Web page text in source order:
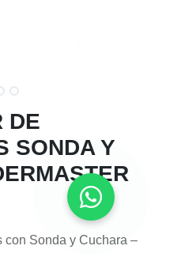
DE
SONDA Y
Sonda y Cuchara –